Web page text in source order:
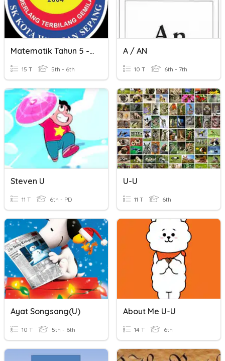
Matematik Tahun 5 - Panjang
15 T 5th - 6th
A / AN
10 T 6th - 7th
Steven U
11 T 6th - PD
U-U
11 T 6th
Ayat Songsang(U)
10 T 5th - 6th
About Me U-U
14 T 6th